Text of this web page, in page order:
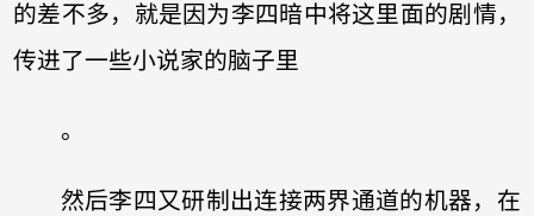
的差不多，就是因为李四暗中将这里面的剧情，
传进了一些小说家的脑子里
。
然后李四又研制出连接两界通道的机器，在